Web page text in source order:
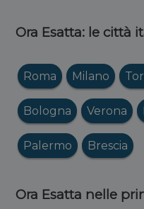
Ora Esatta: le città
Roma Milano
Bologna Verona
Palermo Brescia
Ora Esatta nelle